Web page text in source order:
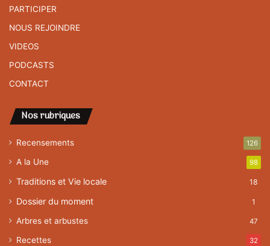
PARTICIPER
NOUS REJOINDRE
VIDEOS
PODCASTS
CONTACT
Nos rubriques
Recensements 126
A la Une 98
Traditions et Vie locale 18
Dossier du moment 1
Arbres et arbustes 47
Recettes 32